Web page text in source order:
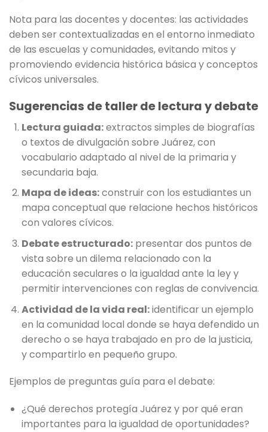
Nota para las docentes y docentes: las actividades
deben ser contextualizadas en el entorno inmediato
de las escuelas y comunidades, evitando mitos y
promoviendo evidencia histórica básica y conceptos
cívicos universales.
Sugerencias de taller de lectura y debate
Lectura guiada:extractos simples de biografías
o textos de divulgación sobre Juárez, con
vocabulario adaptado al nivel de la primaria y
secundaria baja.
Mapa de ideas:construir con los estudiantes un
mapa conceptual que relacione hechos históricos
con valores cívicos.
Debate estructurado:presentar dos puntos de
vista sobre un dilema relacionado con la
educación seculares o la igualdad ante la ley y
permitir intervenciones con reglas de convivencia.
Actividad de la vida real:identificar un ejemplo
en la comunidad local donde se haya defendido un
derecho o se haya trabajado en pro de la justicia,
y compartirlo en pequeño grupo.
Ejemplos de preguntas guía para el debate:
¿Qué derechos protegía Juárez y por qué eran
importantes para la igualdad de oportunidades?